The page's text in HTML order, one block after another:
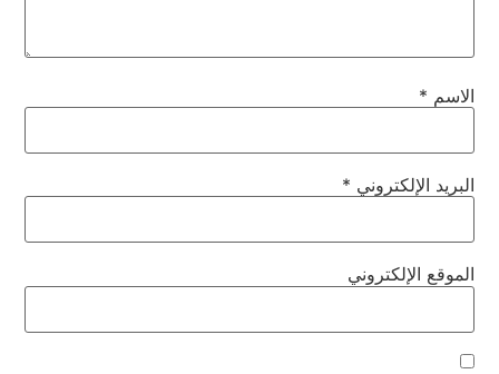
الاسم *
البريد الإلكتروني *
الموقع الإلكتروني